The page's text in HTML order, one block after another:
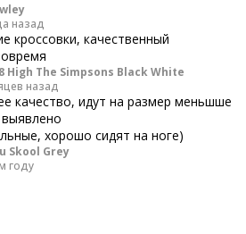
назад
кроссовки, качественный
High The Simpsons Black White
назад
качество, идут на размер меньшше
хорошо сидят на ноге)
Skool Grey
году